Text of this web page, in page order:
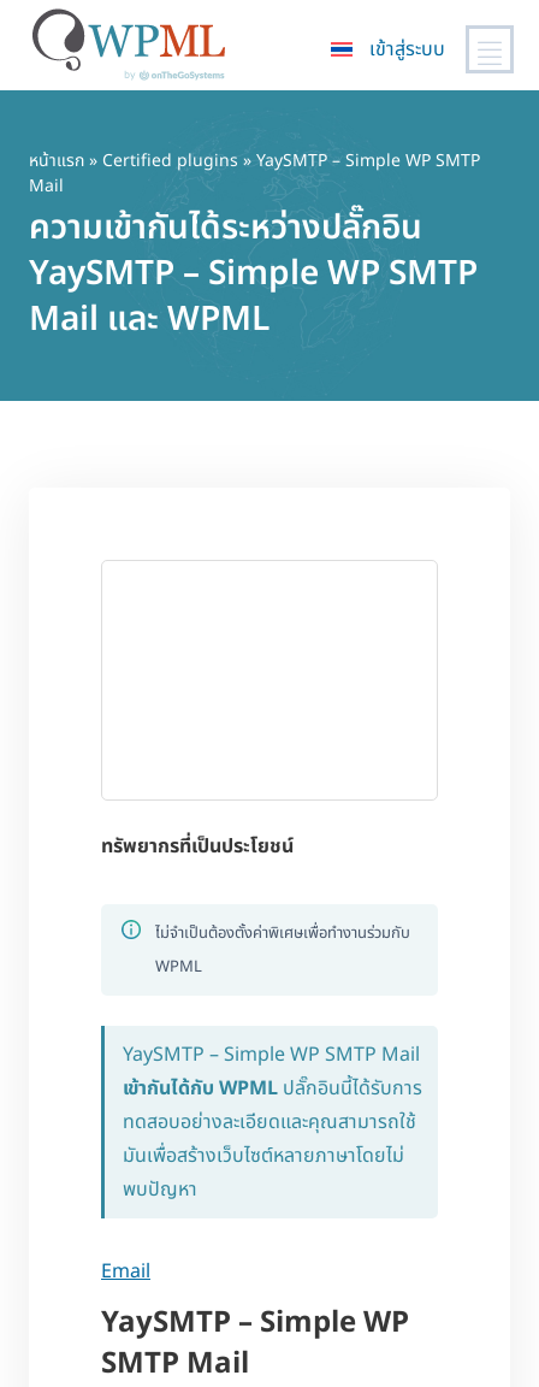
เนื้อหา
หลัก
เข้าสู่ระบบ
หน้าแรก» Certified plugins » YaySMTP – Simple WP SMTP
Mail
ความเข้ากันได้ระหว่างปลั๊กอิน
YaySMTP – Simple WP SMTP
Mail และ WPML
ทรัพยากรที่เป็นประโยชน์
ไม่จำเป็นต้องตั้งค่าพิเศษเพื่อทำงานร่วมกับ
WPML
YaySMTP – Simple WP SMTP Mail
เข้ากันได้กับ WPML ปลั๊กอินนี้ได้รับการ
ทดสอบอย่างละเอียดและคุณสามารถใช้
มันเพื่อสร้างเว็บไซต์หลายภาษาโดยไม่
พบปัญหา
Email
YaySMTP – Simple WP
SMTP Mail